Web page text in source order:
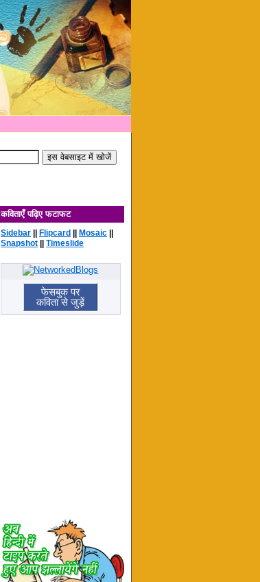
कविताएँ पढ़िए फटाफट
Sidebar ||Flipcard ||Mosaic ||
Snapshot ||Timeslide
फेसबुक पर
कविता से जुड़ें